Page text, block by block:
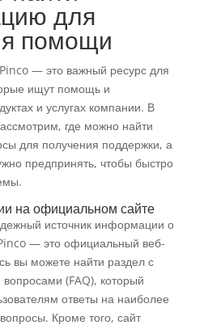
для
помощи
— это важный ресурс для
ищут помощь и
и услугах компании. В
где можно найти
для получения поддержки, а
предпринять, чтобы быстро
на официальном сайте
источник информации о
— это официальный веб-
вы можете найти раздел с
(FAQ), который
ответы на наиболее
Кроме того, сайт